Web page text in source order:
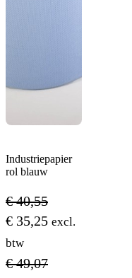
Industriepapier
rol blauw
€40,55
€ 35,25 excl.
btw
€49,07